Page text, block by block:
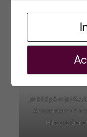
En bild på mig i
Amsterdam ??.
Hinsene